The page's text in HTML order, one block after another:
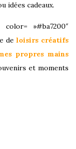
idées cadeaux.
color= »#ba7200″
de loisirs créatifs
propres mains
et moments